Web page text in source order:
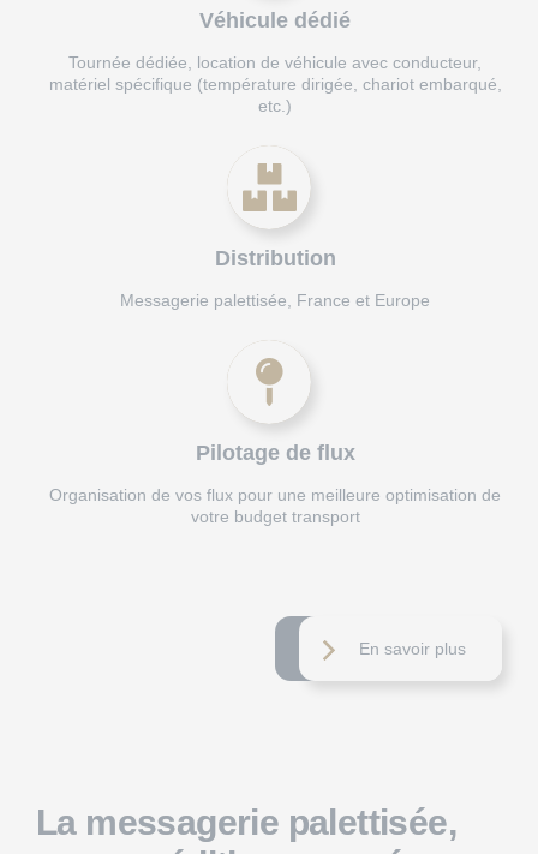
Véhicule dédié
Tournée dédiée, location de véhicule avec conducteur,
matériel spécifique (température dirigée, chariot embarqué,
etc.)
Distribution
Messagerie palettisée, France et Europe
Pilotage de flux
Organisation de vos flux pour une meilleure optimisation de
votre budget transport
En savoir plus
La messagerie palettisée,